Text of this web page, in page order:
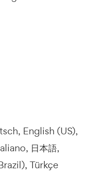
English (US)
日本語
Türkçe